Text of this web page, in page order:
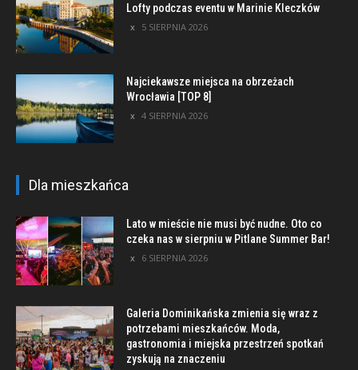
Lofty podczas eventu w Marinie Kleczków
5 SIERPNIA 2026
Najciekawsze miejsca na obrzeżach
Wrocławia [TOP 8]
4 SIERPNIA 2026
Dla mieszkańca
Lato w mieście nie musi być nudne. Oto co
czeka nas w sierpniu w Pitlane Summer Bar!
6 SIERPNIA 2026
Galeria Dominikańska zmienia się wraz z
potrzebami mieszkańców. Moda,
gastronomia i miejska przestrzeń spotkań
zyskują na znaczeniu